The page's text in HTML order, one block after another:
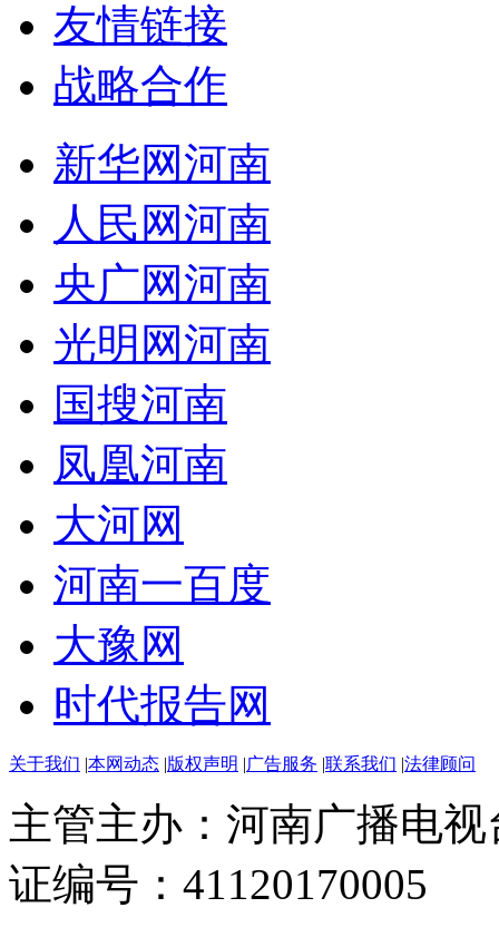
友情链接
战略合作
新华网河南
人民网河南
央广网河南
光明网河南
国搜河南
凤凰河南
大河网
河南一百度
大豫网
时代报告网
关于我们 本网动态 版权声明 广告服务 联系我们 法律顾问
主管主办：河南广播电
证编号：41120170005